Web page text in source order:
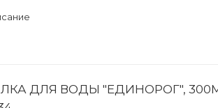
ДЛЯ ВОДЫ "ЕДИНОРОГ",